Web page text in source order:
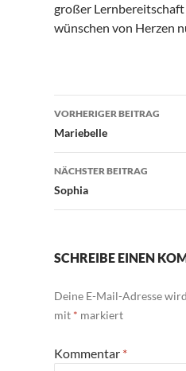
großer
wünschen von Herzen
VORHERIGER BEITRAG
Mariebelle
NÄCHSTER BEITRAG
Sophia
SCHREIBE EINEN
Deine E-Mail-Adresse
mit * markiert
Kommentar *